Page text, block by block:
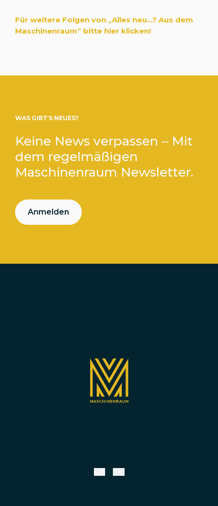
Für weitere Folgen von „Alles neu...? Aus dem
Maschinenraum“ bitte hier klicken!
WAS GIBT’S NEUES?
Keine News verpassen – Mit
dem regelmäßigen
Maschinenraum Newsletter.
Anmelden